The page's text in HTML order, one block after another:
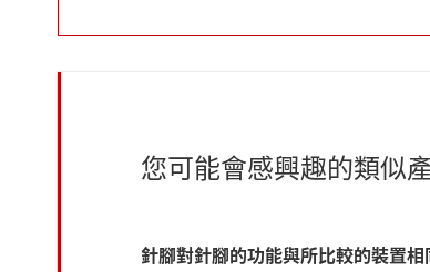
您可能會感興趣的類似
針腳對針腳的功能與所比較的裝置相